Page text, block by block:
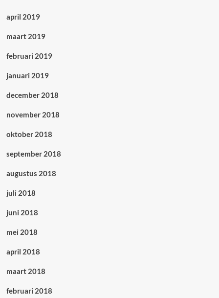
april 2019
maart 2019
februari 2019
januari 2019
december 2018
november 2018
oktober 2018
september 2018
augustus 2018
juli 2018
juni 2018
mei 2018
april 2018
maart 2018
februari 2018